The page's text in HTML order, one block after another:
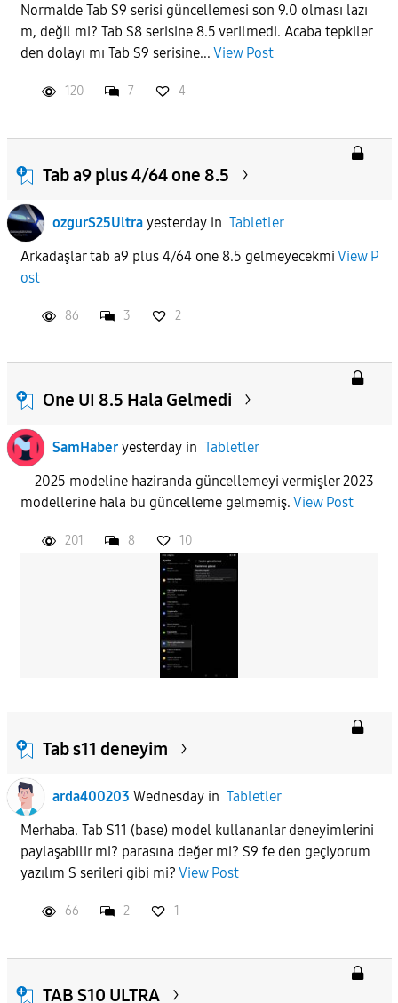
Normalde Tab S9 serisi güncellemesi son 9.0 olması lazı
m, değil mi? Tab S8 serisine 8.5 verilmedi. Acaba tepkiler
den dolayı mı Tab S9 serisine... View Post
120 7 4
Tab a9 plus 4/64 one 8.5
ozgurS25Ultra yesterdayin Tabletler
Arkadaşlar tab a9 plus 4/64 one 8.5 gelmeyecekmi View P
ost
86 3 2
One UI 8.5 Hala Gelmedi
SamHaber yesterdayin Tabletler
2025 modeline haziranda güncellemeyi vermişler 2023
modellerine hala bu güncelleme gelmemiş. View Post
201 8 10
Tab s11 deneyim
arda400203 Wednesdayin Tabletler
Merhaba. Tab S11 (base) model kullananlar deneyimlerini
paylaşabilir mi? parasına değer mi? S9 fe den geçiyorum
yazılım S serileri gibi mi? View Post
66 2 1
TAB S10 ULTRA